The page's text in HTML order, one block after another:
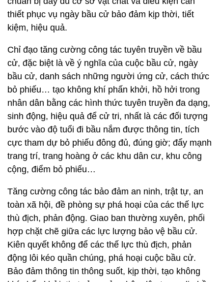
thiết phục vụ ngày bầu cử bảo đảm kịp thời, tiết
kiệm, hiệu quả.
Chỉ đạo tăng cường công tác tuyên truyền về bầu
cử, đặc biệt là về ý nghĩa của cuộc bầu cử, ngày
bầu cử, danh sách những người ứng cử, cách thức
bỏ phiếu… tạo không khí phấn khởi, hồ hởi trong
nhân dân bằng các hình thức tuyên truyền đa dạng,
sinh động, hiệu quả để cử tri, nhất là các đối tượng
bước vào độ tuổi đi bầu nắm được thông tin, tích
cực tham dự bỏ phiếu đông đủ, đúng giờ; đẩy mạnh
trang trí, trang hoàng ở các khu dân cư, khu công
cộng, điểm bỏ phiếu…
Tăng cường công tác bảo đảm an ninh, trật tự, an
toàn xã hội, đề phòng sự phá hoại của các thế lực
thù địch, phản động. Giao ban thường xuyên, phối
hợp chặt chẽ giữa các lực lượng bảo vệ bầu cử.
Kiên quyết không để các thế lực thù địch, phản
động lôi kéo quần chúng, phá hoại cuộc bầu cử.
Bảo đảm thông tin thông suốt, kịp thời, tạo không